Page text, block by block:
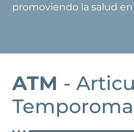
promoviendo la salud
ATM -